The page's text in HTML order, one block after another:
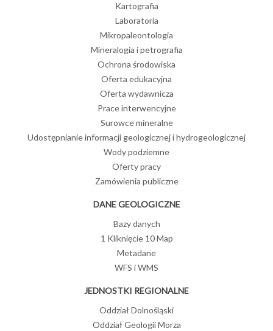
Kartografia
Laboratoria
Mikropaleontologia
Mineralogia i petrografia
Ochrona środowiska
Oferta edukacyjna
Oferta wydawnicza
Prace interwencyjne
Surowce mineralne
Udostępnianie informacji geologicznej i hydrogeologicznej
Wody podziemne
Oferty pracy
Zamówienia publiczne
DANE GEOLOGICZNE
Bazy danych
1 Kliknięcie 10 Map
Metadane
WFS i WMS
JEDNOSTKI REGIONALNE
Oddział Dolnośląski
Oddział Geologii Morza